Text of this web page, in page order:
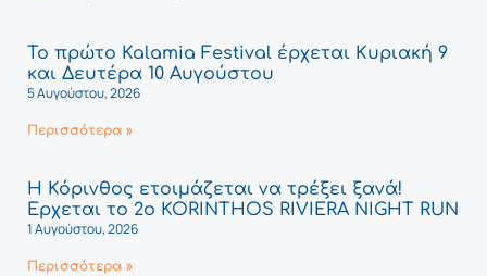
Το πρώτο Kalamia Festival έρχεται Κυριακή 9
και Δευτέρα 10 Αυγούστου
5 Αυγούστου, 2026
Περισσότερα »
Η Κόρινθος ετοιμάζεται να τρέξει ξανά!
Έρχεται το 2ο KORINTHOS RIVIERA NIGHT RUN
1 Αυγούστου, 2026
Περισσότερα »